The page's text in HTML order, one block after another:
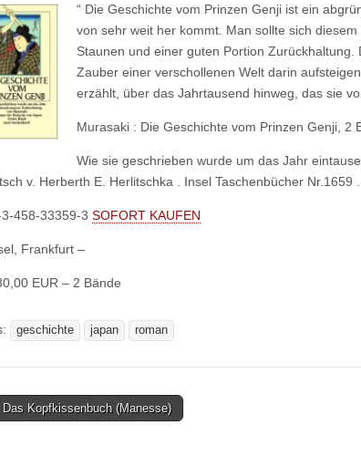
“ Die Geschichte vom Prinzen Genji ist ein
von sehr weit her kommt. Man sollte sich
Staunen und einer guten Portion
Zauber einer verschollenen Welt darin
erzählt, über das Jahrtausend hinweg, das sie
Murasaki : Die Geschichte vom Prinzen Genji, 2
Wie sie geschrieben wurde um das Jahr
v. Herberth E. Herlitschka . Insel Taschenbücher Nr.1659
458-33359-3 SOFORT KAUFEN
Frankfurt –
EUR – 2 Bände
geschichte japan roman
Kopfkissenbuch (Manesse)